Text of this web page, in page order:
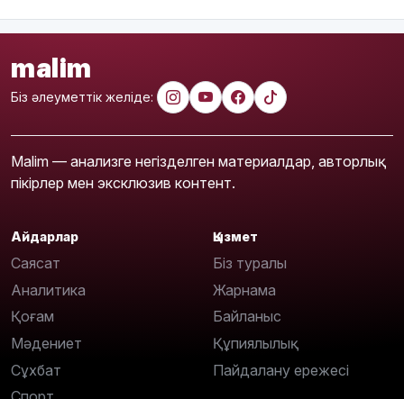
malim
Біз әлеуметтік желіде:
Malim — анализге негізделген материалдар, авторлық
пікірлер мен эксклюзив контент.
Айдарлар
Саясат
Аналитика
Қоғам
Мәдениет
Сұхбат
Қызмет
Біз туралы
Жарнама
Байланыс
Құпиялылық
Пайдалану ережесі